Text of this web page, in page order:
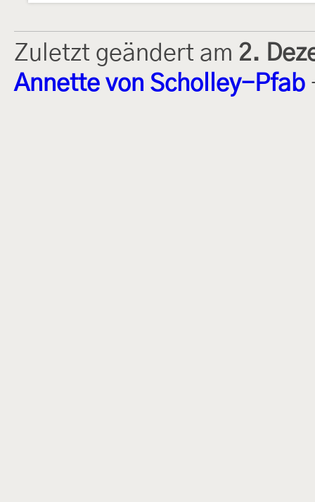
Zuletzt geändert am 2.
Annette von Scholley-Pfab